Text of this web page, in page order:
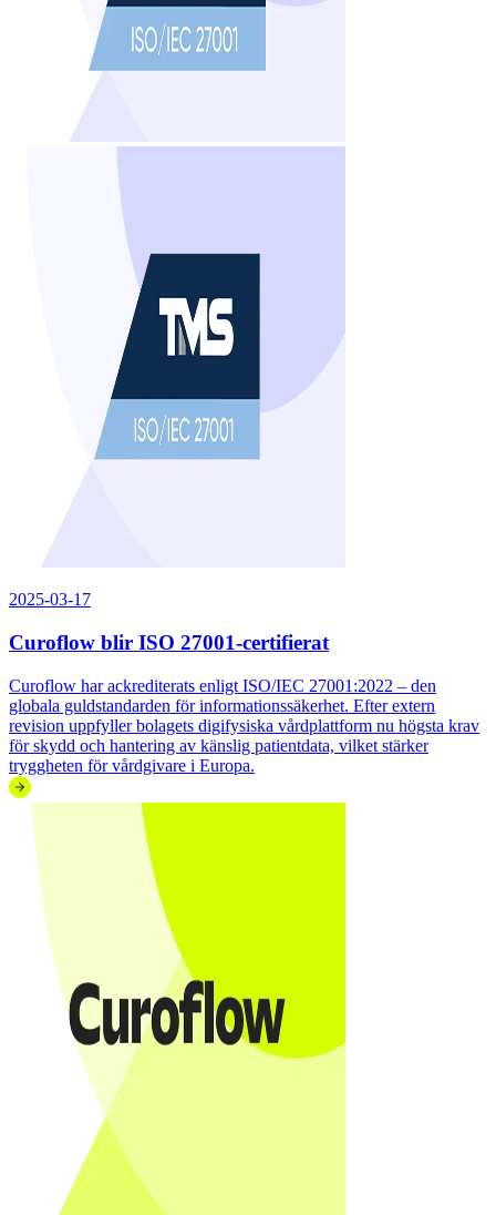
2025-03-17
Curoflow blir ISO 27001-certifierat
Curoflow har ackrediterats enligt ISO/IEC 27001:2022 – den
globala guldstandarden för informationssäkerhet. Efter extern
revision uppfyller bolagets digifysiska vårdplattform nu högsta krav
för skydd och hantering av känslig patientdata, vilket stärker
tryggheten för vårdgivare i Europa.